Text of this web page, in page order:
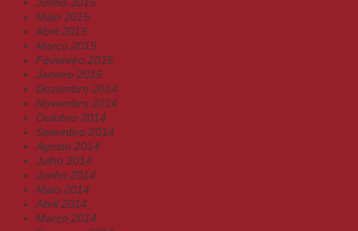
Junho 2015
Maio 2015
Abril 2015
Março 2015
Fevereiro 2015
Janeiro 2015
Dezembro 2014
Novembro 2014
Outubro 2014
Setembro 2014
Agosto 2014
Julho 2014
Junho 2014
Maio 2014
Abril 2014
Março 2014